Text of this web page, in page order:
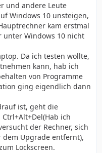
und andere Leute
Windows 10 unsteigen,
kam erstmal
Windows 10 nicht
Da ich testen wollte,
kann, hab ich
von Programme
ging eigendlich dann
ist, geht die
ich
der Rechner, sich
dem Upgrade entfernt),
Lockscreen.